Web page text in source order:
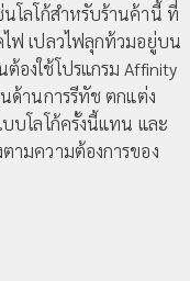
นโลโก้สำหรับร้านค้านี้ ที่
ฟ เปลวไฟลุกท้วมอยู่บน
องใช้โปรแกรม Affinity
ด้านการรีทัช ตกแต่ง
บโลโก้ครั้งนี้แทน และ
ามความต้องการของ